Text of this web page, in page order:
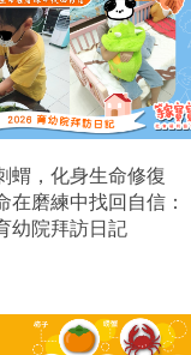
蝟，化身生命修復
在磨練中找回自信：
幼院拜訪日記